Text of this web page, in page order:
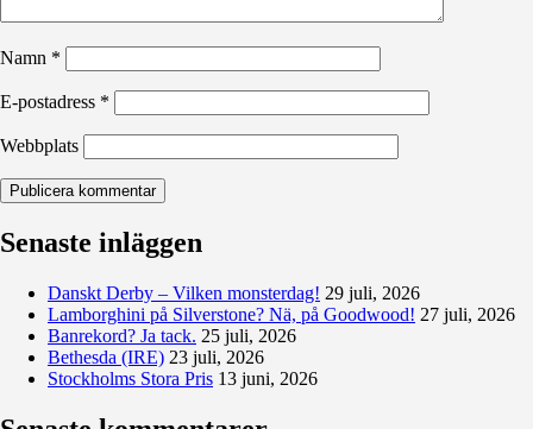
Namn *
E-postadress *
Webbplats
Senaste inläggen
Danskt Derby – Vilken monsterdag! 29 juli, 2026
Lamborghini på Silverstone? Nä, på Goodwood! 27 juli, 2026
Banrekord? Ja tack. 25 juli, 2026
Bethesda (IRE) 23 juli, 2026
Stockholms Stora Pris 13 juni, 2026